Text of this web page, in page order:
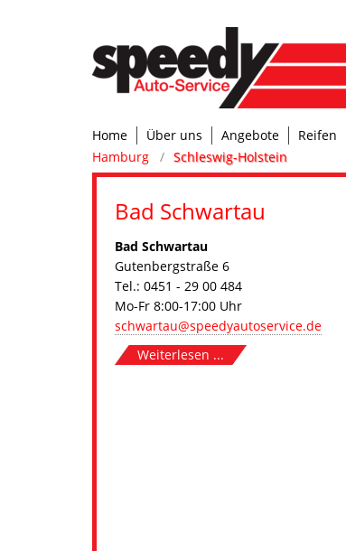
Home Über uns Angebote Reifen
Hamburg
Schleswig-Holstein
Bad Schwartau
Bad Schwartau
Gutenbergstraße 6
Tel.: 0451 - 29 00 484
Mo-Fr 8:00-17:00 Uhr
schwartau@speedyautoservice.de
Weiterlesen ...